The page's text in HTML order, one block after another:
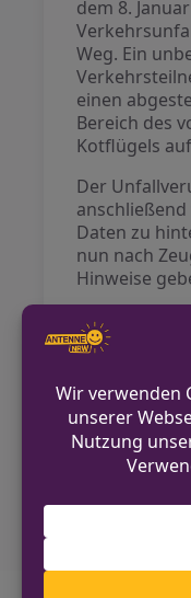
dem 8.
Weg. Ein
einen
Bereich des
Kotflügels
Der
Daten zu
nun nach
Hinweise
Festnahme
Jähriger in
Raub am